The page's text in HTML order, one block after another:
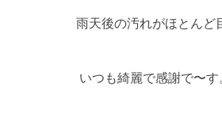
雨天後の汚れがほとんど
いつも綺麗で感謝で〜す